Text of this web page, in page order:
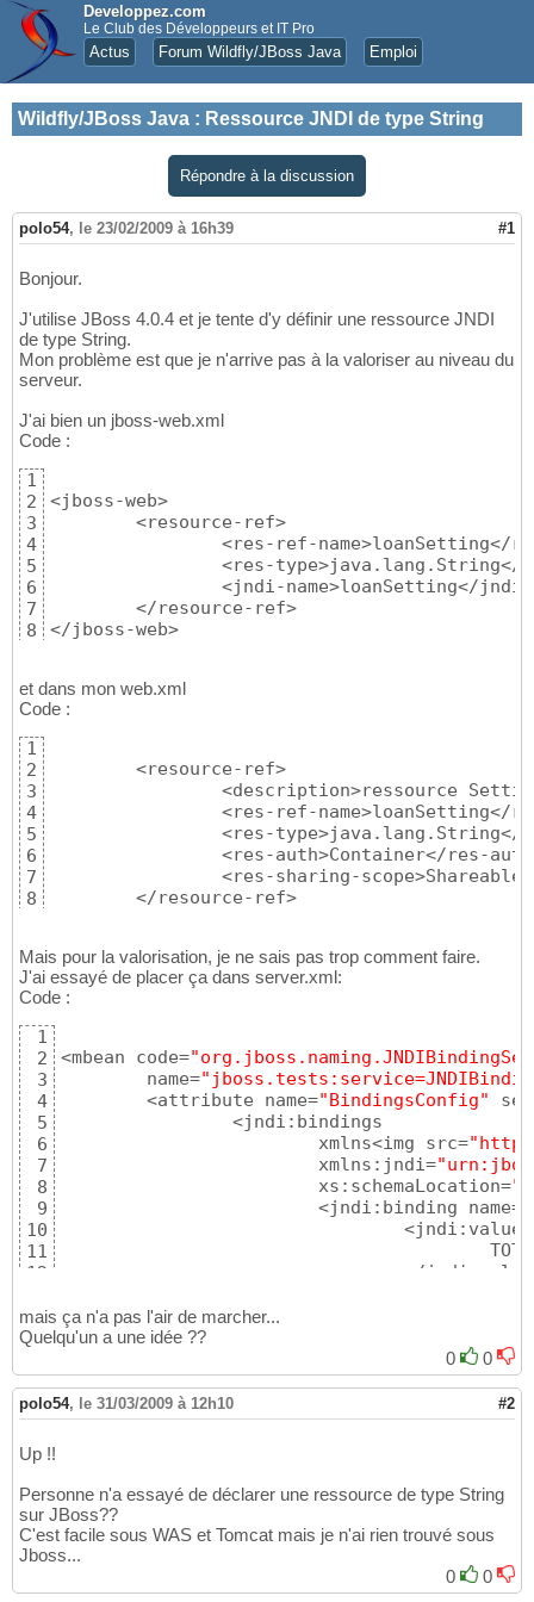
Developpez.com
Le Club des Développeurs et IT Pro
Actus Forum Wildfly/JBoss Java Emploi
Wildfly/JBoss Java : Ressource JNDI de type String
Répondre à la discussion
polo54, le 23/02/2009 à 16h39 #1
Bonjour.
J'utilise JBoss 4.0.4 et je tente d'y définir une ressource JNDI
de type String.
Mon problème est que je n'arrive pas à la valoriser au niveau du
serveur.
J'ai bien un jboss-web.xml
Code :
1
2
3
4
5
6
7
8
<jboss-web>
</jboss-web>
et dans mon web.xml
Code :
1
2
3
4
5
6
7
8
	</resource-ref>
Mais pour la valorisation, je ne sais pas trop comment faire.
J'ai essayé de placer ça dans server.xml:
Code :
1
2
3
4
5
6
7
8
9
10
11
12
14
15
17
<mbean code=
	name=
	<attribute name=
"BindingsConfig"
			xmlns<img src=
			xmlns:jndi=
			xs:schemaLocation=
			<jndi:binding name=
		</jndi:bindings>
	</attribute>
</mbean>
mais ça n'a pas l'air de marcher...
Quelqu'un a une idée ??
0
0
polo54, le 31/03/2009 à 12h10 #2
Up !!
Personne n'a essayé de déclarer une ressource de type String
sur JBoss??
C'est facile sous WAS et Tomcat mais je n'ai rien trouvé sous
Jboss...
0
0